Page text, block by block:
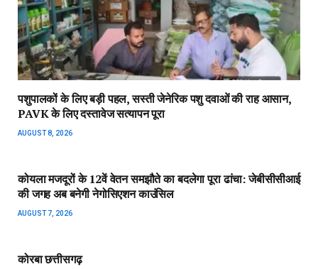
पशुपालकों के लिए बड़ी पहल, सस्ती जेनेरिक पशु दवाओं की राह आसान,
PAVK के लिए दस्तावेज सत्यापन पूरा
AUGUST 8, 2026
कोयला मजदूरों के 12वें वेतन समझौते का बदलेगा पूरा ढांचा: जेबीसीसीआई
की जगह अब बनेगी नेगोसिएशन काउंसिल
AUGUST 7, 2026
कोरबा छत्तीसगढ़